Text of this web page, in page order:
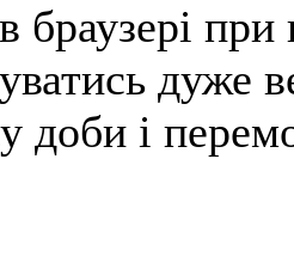
браузері
доби і